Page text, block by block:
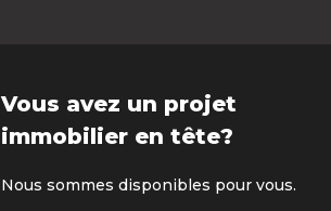
Vous avez un projet
immobilier en tête?
Nous sommes disponibles pour vous.